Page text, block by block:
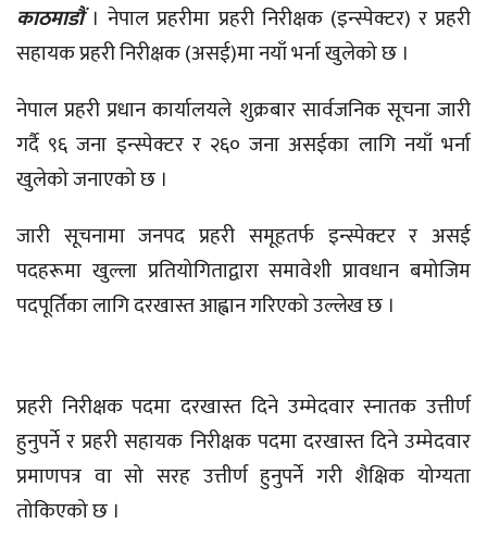
काठमाडौं। नेपाल प्रहरीमा प्रहरी निरीक्षक (इन्स्पेक्टर) र प्रहरी
सहायक प्रहरी निरीक्षक (असई)मा नयाँ भर्ना खुलेको छ ।
नेपाल प्रहरी प्रधान कार्यालयले शुक्रबार सार्वजनिक सूचना जारी
गर्दै ९६ जना इन्स्पेक्टर र २६० जना असईका लागि नयाँ भर्ना
खुलेको जनाएको छ ।
जारी सूचनामा जनपद प्रहरी समूहतर्फ इन्स्पेक्टर र असई
पदहरूमा खुल्ला प्रतियोगिताद्वारा समावेशी प्रावधान बमोजिम
पदपूर्तिका लागि दरखास्त आह्वान गरिएको उल्लेख छ ।
प्रहरी निरीक्षक पदमा दरखास्त दिने उम्मेदवार स्नातक उत्तीर्ण
हुनुपर्ने र प्रहरी सहायक निरीक्षक पदमा दरखास्त दिने उम्मेदवार
प्रमाणपत्र वा सो सरह उत्तीर्ण हुनुपर्ने गरी शैक्षिक योग्यता
तोकिएको छ ।